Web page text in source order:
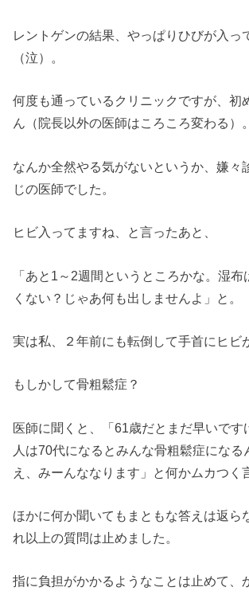
レントゲンの結果、やっぱりひびが入っ
（泣）。
何度も通っているクリニックですが、初
ん（院長以外の医師はころころ変わる）。
なんか全然やる気がないというか、嫌々
じの医師でした。
ヒビ入ってますね、と言ったあと、
「あと1～2週間というところかな。湿
くない？じゃあ何も出しませんよ」と。
実は私、２年前にも転倒して手首にヒビ
もしかして骨粗鬆症？
医師に聞くと、「61歳だとまだ早いです
人は70代になるとみんな骨粗鬆症になる
え、みーんななります」と何かムカつく
ほかに何か聞いてもまともな答えは返ら
れ以上の質問は止めました。
指に負担がかかるようなことは止めて、